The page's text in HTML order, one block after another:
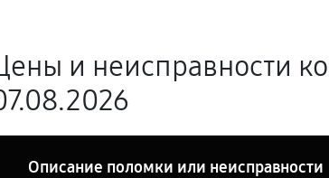
и неисправности
Описание поломки или неисправности